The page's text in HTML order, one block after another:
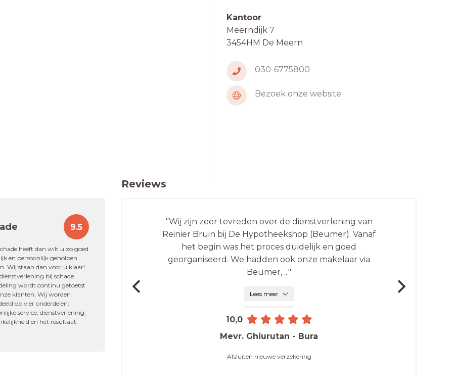
Kantoor
Meerndijk 7
3454HM De Meern
030-6775800
Bezoek onze website
9.5
heeft dan wilt u zo goed
en persoonlijk geholpen
Wij staan dan voor u klaar!
bij schade
wordt continu getoetst
klanten. Wij worden
op vier onderdelen:
service, dienstverlening,
en het resultaat.
Reviews
behandeling
"Wij zijn zeer tevreden over de dienstverlening van
Reinier Bruin bij De Hypotheekshop (Beumer). Vanaf
het begin was het proces duidelijk en goed
georganiseerd. We hadden ook onze makelaar via
Beumer, ..."
Lees meer
10,0
Mevr. Ghiurutan - Bura
Afsluiten nieuwe verzekering